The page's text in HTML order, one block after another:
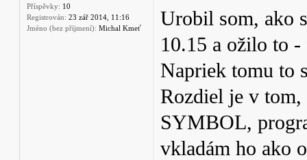
Příspěvky: 10
Registrován: 23 zář 2014, 11:16
Jméno (bez příjmení): Michal Kmeť
Urobil som, ako
10.15 a ožilo to
Napriek tomu to
Rozdiel je v
SYMBOL,
vkladám ho ako